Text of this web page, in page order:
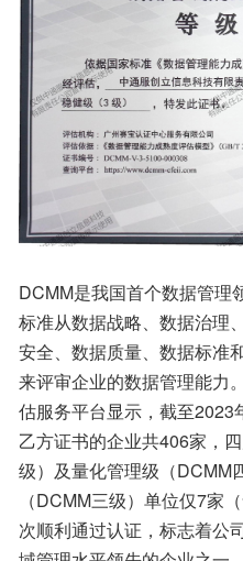
DCMM是我国首个数据管理
标准从数据战略、数据治理
安全、数据质量、数据标准
来评审企业的数据管理能力
估服务平台显示，截至
乙方证书的企业共406家，
级）及量化管理级（DCMM
（DCMM三级）单位仅7家
次顺利通过认证，标志着公